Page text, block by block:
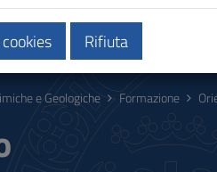
e Geologiche Formazione
Rifiuta